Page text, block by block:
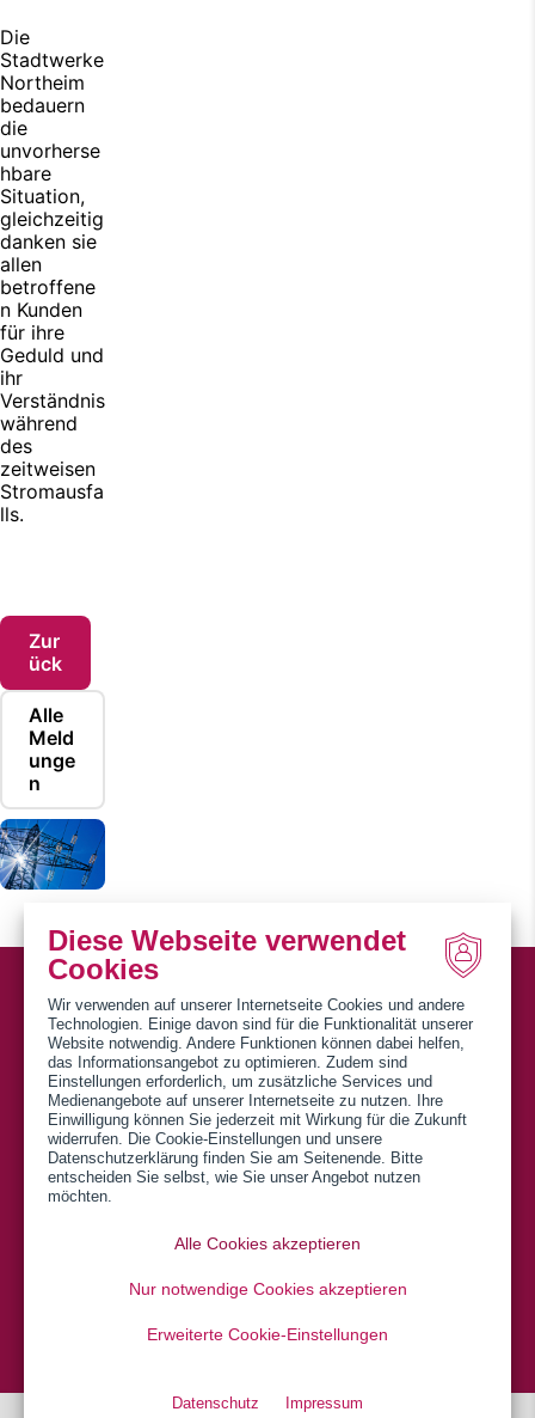
Die
Stadtwerke
Northeim
bedauern
die
unvorherse
hbare
Situation,
gleichzeitig
danken sie
allen
betroffene
n Kunden
für ihre
Geduld und
ihr
Verständnis
während
des
zeitweisen
Stromausfa
lls.
Zur
ück
Alle
Meld
unge
n
SWN Stadtwerke Northeim GmbH
Am Mühlenanger 1
37154 Northeim
Vertrag widerrufen
Diese Webseite verwendet
Cookies
Wir verwenden auf unserer Internetseite Cookies und andere
Technologien. Einige davon sind für die Funktionalität unserer
Website notwendig. Andere Funktionen können dabei helfen,
das Informationsangebot zu optimieren. Zudem sind
Einstellungen erforderlich, um zusätzliche Services und
Medienangebote auf unserer Internetseite zu nutzen. Ihre
Einwilligung können Sie jederzeit mit Wirkung für die Zukunft
widerrufen. Die Cookie-Einstellungen und unsere
Datenschutzerklärung finden Sie am Seitenende. Bitte
entscheiden Sie selbst, wie Sie unser Angebot nutzen
möchten.
Alle Cookies akzeptieren
Nur notwendige Cookies akzeptieren
Erweiterte Cookie-Einstellungen
Datenschutz Impressum